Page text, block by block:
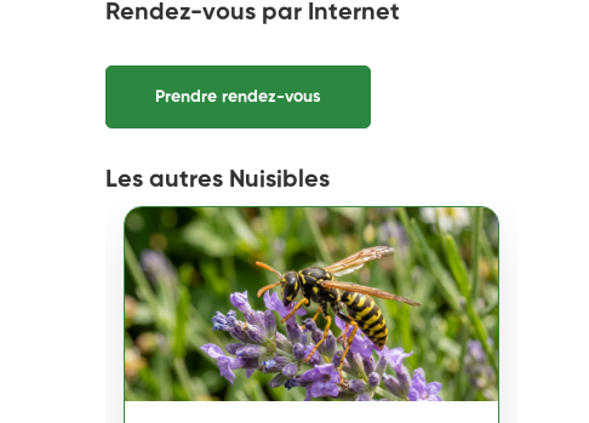
Rendez-vous par Internet
Prendre rendez-vous
Les autres Nuisibles